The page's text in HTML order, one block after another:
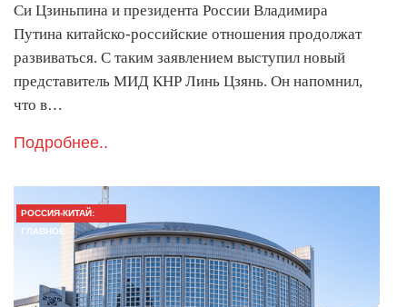
Си Цзиньпина и президента России Владимира
Путина китайско-российские отношения продолжат
развиваться. С таким заявлением выступил новый
представитель МИД КНР Линь Цзянь. Он напомнил,
что в…
Подробнее..
РОССИЯ-КИТАЙ:
ГЛАВНОЕ